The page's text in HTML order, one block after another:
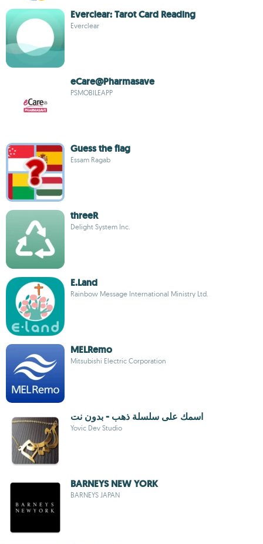
Everclear: Tarot Card Reading
Everclear
eCare@Pharmasave
PSMOBILEAPP
Guess the flag
Essam Ragab
threeR
Delight System Inc.
E.Land
Rainbow Message International Ministry Ltd.
MELRemo
Mitsubishi Electric Corporation
اسمك على سلسلة ذهب - بدون نت
Yovic Dev Studio
BARNEYS NEW YORK
BARNEYS JAPAN